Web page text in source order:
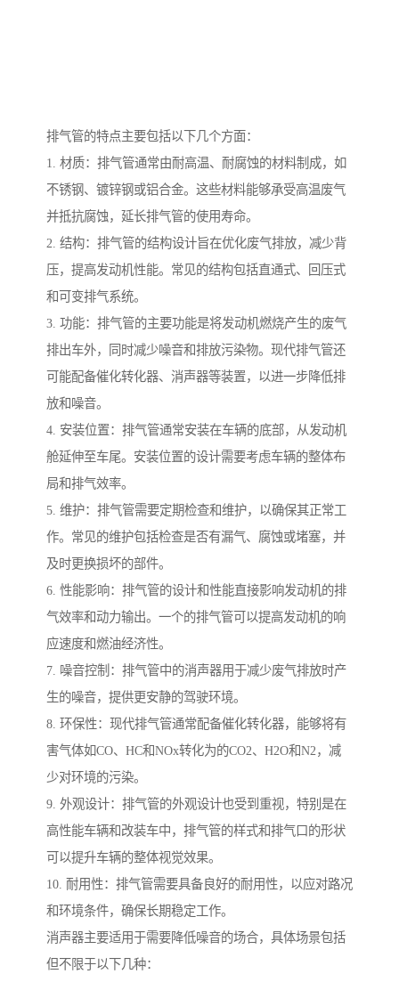
排气管的特点主要包括以下几个方面：
1. 材质：排气管通常由耐高温、耐腐蚀的材料制成，如
不锈钢、镀锌钢或铝合金。这些材料能够承受高温废气
并抵抗腐蚀，延长排气管的使用寿命。
2. 结构：排气管的结构设计旨在优化废气排放，减少背
压，提高发动机性能。常见的结构包括直通式、回压式
和可变排气系统。
3. 功能：排气管的主要功能是将发动机燃烧产生的废气
排出车外，同时减少噪音和排放污染物。现代排气管还
可能配备催化转化器、消声器等装置，以进一步降低排
放和噪音。
4. 安装位置：排气管通常安装在车辆的底部，从发动机
舱延伸至车尾。安装位置的设计需要考虑车辆的整体布
局和排气效率。
5. 维护：排气管需要定期检查和维护，以确保其正常工
作。常见的维护包括检查是否有漏气、腐蚀或堵塞，并
及时更换损坏的部件。
6. 性能影响：排气管的设计和性能直接影响发动机的排
气效率和动力输出。一个的排气管可以提高发动机的响
应速度和燃油经济性。
7. 噪音控制：排气管中的消声器用于减少废气排放时产
生的噪音，提供更安静的驾驶环境。
8. 环保性：现代排气管通常配备催化转化器，能够将有
害气体如CO、HC和NOx转化为的CO2、H2O和N2，减
少对环境的污染。
9. 外观设计：排气管的外观设计也受到重视，特别是在
高性能车辆和改装车中，排气管的样式和排气口的形状
可以提升车辆的整体视觉效果。
10. 耐用性：排气管需要具备良好的耐用性，以应对路况
和环境条件，确保长期稳定工作。
消声器主要适用于需要降低噪音的场合，具体场景包括
但不限于以下几种：